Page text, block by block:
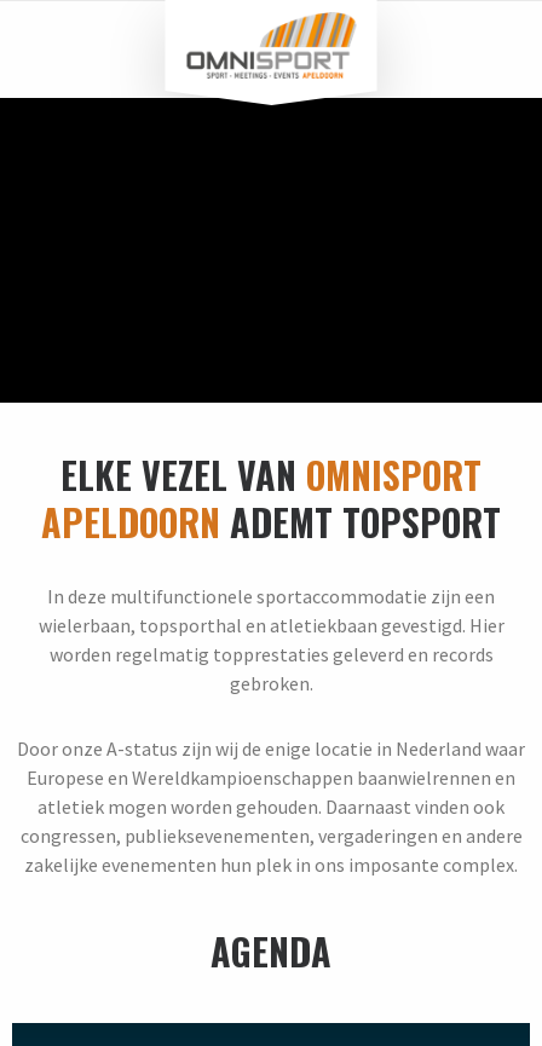
ELKE VEZEL VAN OMNISPORT
APELDOORN ADEMT TOPSPORT
In deze multifunctionele sportaccommodatie zijn een
wielerbaan, topsporthal en atletiekbaan gevestigd. Hier
worden regelmatig topprestaties geleverd en records
gebroken.
Door onze A-status zijn wij de enige locatie in Nederland waar
Europese en Wereldkampioenschappen baanwielrennen en
atletiek mogen worden gehouden. Daarnaast vinden ook
congressen, publieksevenementen, vergaderingen en andere
zakelijke evenementen hun plek in ons imposante complex.
AGENDA